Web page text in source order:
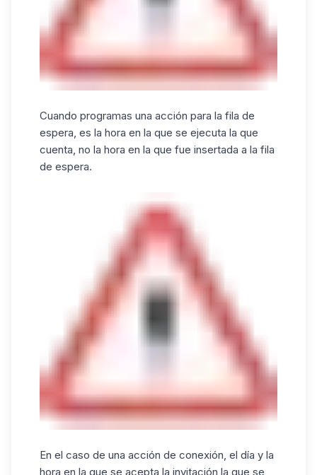
Cuando programas una acción para la fila de
espera, es la hora en la que se ejecuta la que
cuenta, no la hora en la que fue insertada a la fila
de espera.
En el caso de una acción de conexión, el día y la
hora en la que se acepta la invitación la que se